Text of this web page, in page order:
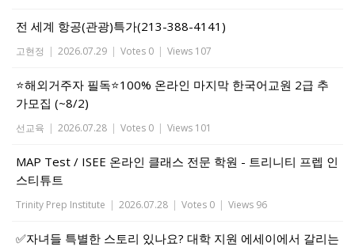
전 세계 항공(관광)특가(213-388-4141)
고현정 | 2026.07.29 | Votes 0 | Views 107
⭐해외거주자 필독⭐100% 온라인 마지막 한국어교원 2급 추
가모집 (~8/2)
선교육 | 2026.07.28 | Votes 0 | Views 101
MAP Test / ISEE 온라인 클래스 전문 학원 - 트리니티 프렙 인
스티튜트
Trinity Prep Institute | 2026.07.28 | Votes 0 | Views 96
✅자녀들 특별한 스토리 있나요? 대학 지원 에세이에서 갈리는